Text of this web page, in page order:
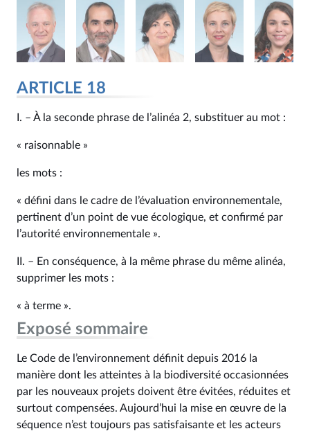
ARTICLE 18
I. – À la seconde phrase de l’alinéa 2, substituer au mot :
« raisonnable »
les mots :
« défini dans le cadre de l’évaluation environnementale,
pertinent d’un point de vue écologique, et confirmé par
l’autorité environnementale ».
II. – En conséquence, à la même phrase du même alinéa,
supprimer les mots :
« à terme ».
Exposé sommaire
Le Code de l’environnement définit depuis 2016 la
manière dont les atteintes à la biodiversité occasionnées
par les nouveaux projets doivent être évitées, réduites et
surtout compensées. Aujourd’hui la mise en œuvre de la
séquence n’est toujours pas satisfaisante et les acteurs